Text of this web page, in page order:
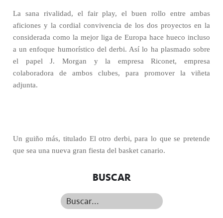
La sana rivalidad, el fair play, el buen rollo entre ambas
aficiones y la cordial convivencia de los dos proyectos en la
considerada como la mejor liga de Europa hace hueco incluso
a un enfoque humorístico del derbi. Así lo ha plasmado sobre
el papel J. Morgan y la empresa Riconet, empresa
colaboradora de ambos clubes, para promover la viñeta
adjunta.
Un guiño más, titulado El otro derbi, para lo que se pretende
que sea una nueva gran fiesta del basket canario.
BUSCAR
Buscar...